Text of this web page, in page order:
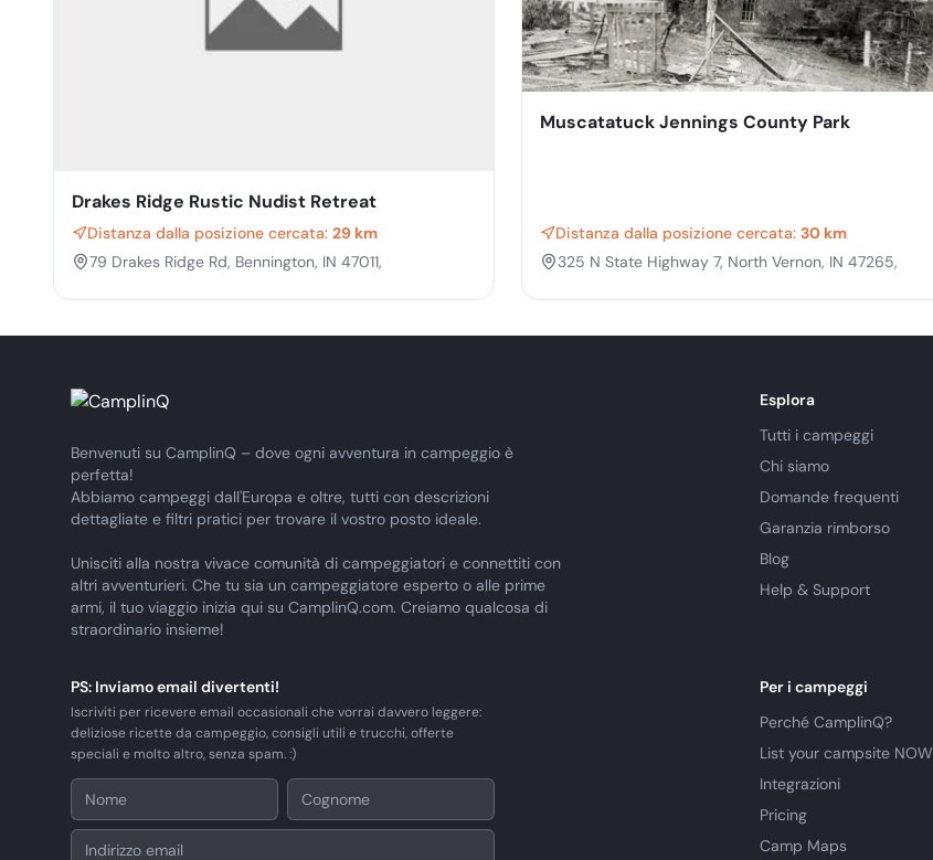
Drakes Ridge Rustic Nudist Retreat
Distanza dalla posizione cercata: 29 km
79 Drakes Ridge Rd, Bennington, IN 47011,
Muscatatuck Jennings County Park
Distanza dalla posizione cercata: 30 km
325 N State Highway 7, North Vernon, IN 47265,
Benvenuti su CamplinQ – dove ogni avventura in campeggio è
perfetta!
Abbiamo campeggi dall'Europa e oltre, tutti con descrizioni
dettagliate e filtri pratici per trovare il vostro posto ideale.
Unisciti alla nostra vivace comunità di campeggiatori e connettiti con
altri avventurieri. Che tu sia un campeggiatore esperto o alle prime
armi, il tuo viaggio inizia qui su CamplinQ.com. Creiamo qualcosa di
straordinario insieme!
Esplora
Tutti i campeggi
Chi siamo
Domande frequenti
Garanzia rimborso
Blog
Help & Support
PS: Inviamo email divertenti!
Iscriviti per ricevere email occasionali che vorrai davvero leggere:
deliziose ricette da campeggio, consigli utili e trucchi, offerte
speciali e molto altro, senza spam. :)
Per i campeggi
Perché CamplinQ?
List your campsite NOW
Integrazioni
Pricing
Camp Maps